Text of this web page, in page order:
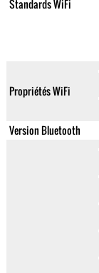
Standards WiFi
Propriétés WiFi
Version Bluetooth